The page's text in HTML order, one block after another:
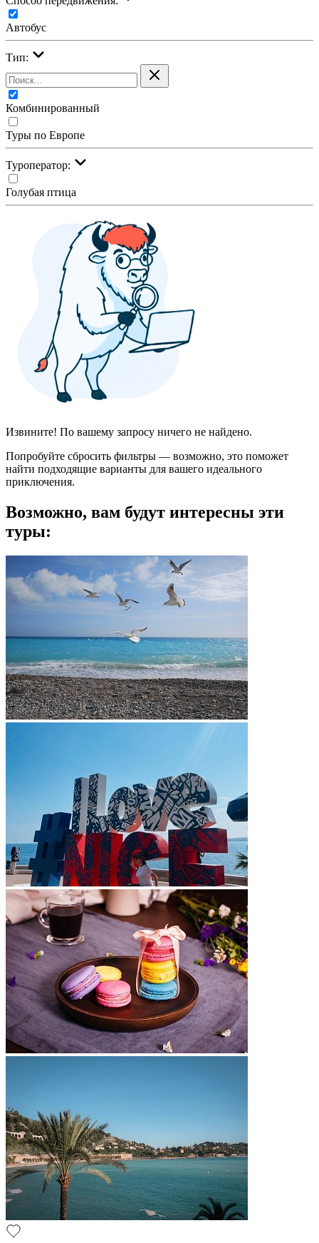
Автобус
Тип:
Комбинированный
Туры по Европе
Туроператор:
Голубая птица
Извините! По вашему запросу ничего не найдено.
Попробуйте сбросить фильтры — возможно, это поможет
найти подходящие варианты для вашего идеального
приключения.
Возможно, вам будут интересны эти
туры: